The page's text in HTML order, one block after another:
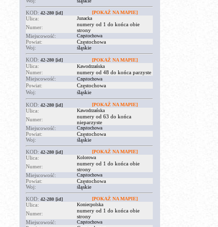
KOD: 42-280 [id] [POKAŻ NA MAPIE]
Ulica: Junacka
Numer:
numery od 1 do końca obie
strony
Miejscowość:
Częstochowa
Powiat:
Częstochowa
Woj:
śląskie
KOD: 42-280 [id] [POKAŻ NA MAPIE]
Ulica: Kawodrzańska
Numer:
numery od 48 do końca parzyste
Miejscowość:
Częstochowa
Powiat:
Częstochowa
Woj:
śląskie
KOD: 42-280 [id] [POKAŻ NA MAPIE]
Ulica: Kawodrzańska
Numer:
numery od 63 do końca
nieparzyste
Miejscowość:
Częstochowa
Powiat:
Częstochowa
Woj:
śląskie
KOD: 42-280 [id] [POKAŻ NA MAPIE]
Ulica: Kolorowa
Numer:
numery od 1 do końca obie
strony
Miejscowość:
Częstochowa
Powiat:
Częstochowa
Woj:
śląskie
KOD: 42-280 [id] [POKAŻ NA MAPIE]
Ulica: Koniecpolska
Numer:
numery od 1 do końca obie
strony
Miejscowość:
Częstochowa